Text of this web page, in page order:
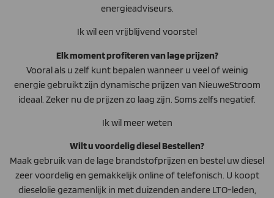
energieadviseurs.
Ik wil een vrijblijvend voorstel
Elk moment profiteren van lage prijzen?
Vooral als u zelf kunt bepalen wanneer u veel of weinig
energie gebruikt zijn dynamische prijzen van NieuweStroom
ideaal. Zeker nu de prijzen zo laag zijn. Soms zelfs negatief.
Ik wil meer weten
Wilt u voordelig diesel Bestellen?
Maak gebruik van de lage brandstofprijzen en bestel uw diesel
zeer voordelig en gemakkelijk online of telefonisch. U koopt
dieselolie gezamenlijk in met duizenden andere LTO-leden,